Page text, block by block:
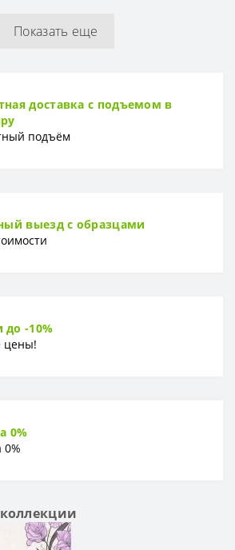
Горячее тиснение
Показать еще
доставка с подъемом в
подъём
выезд с образцами
до -10%
цены!
0%
0%